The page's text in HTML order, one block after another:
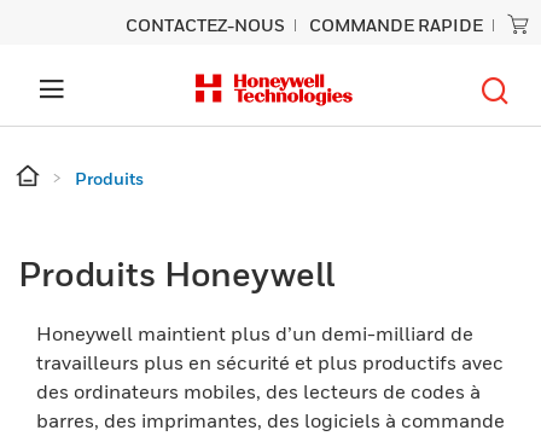
CONTACTEZ-NOUS COMMANDE RAPIDE
Produits
Produits Honeywell
Honeywell maintient plus d’un demi-milliard de
travailleurs plus en sécurité et plus productifs avec
des ordinateurs mobiles, des lecteurs de codes à
barres, des imprimantes, des logiciels à commande